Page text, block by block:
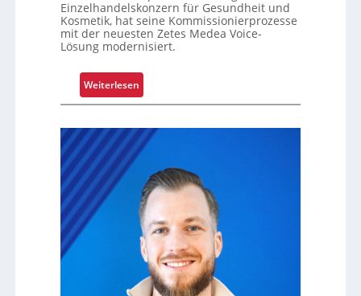
ü
r
S
h
i
h
t
o
f
f
r
o
l
Einzelhandelskonzern für Gesundheit und
Kosmetik, hat seine Kommissionierprozesse
mit der neuesten Zetes Medea Voice-
Lösung modernisiert.
Weiterlesen
K
m
m
s
s
i
o
n
e